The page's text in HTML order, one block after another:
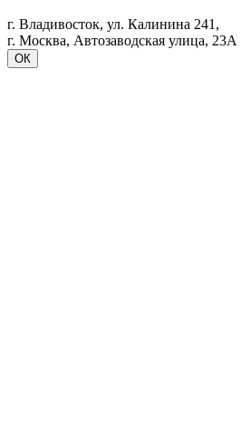
г. Владивосток, ул. Калинина 241,
г. Москва, Автозаводская улица,
ОК